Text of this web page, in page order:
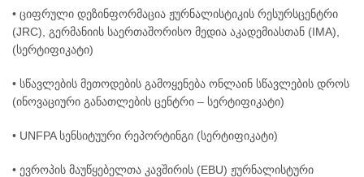
• ციფრული დეზინფორმაცია ჟურნალისტიკის რესურსცენტრი
(JRC), გერმანიის საერთაშორისო მედია აკადემიასთან (IMA),
(სერტიფიკატი)
• სწავლების მეთოდების გამოყენება ონლაინ სწავლების დროს
(ინოვაციური განათლების ცენტრი – სერტიფიკატი)
• UNFPA სენსიტუური რეპორტინგი (სერტიფიკატი)
• ევროპის მაუწყებელთა კავშირის (EBU) ჟურნალისტური